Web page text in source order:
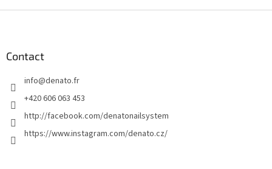
Contact
info@denato.fr
+420 606 063 453
http://facebook.com/denatonailsystem
https://www.instagram.com/denato.cz/